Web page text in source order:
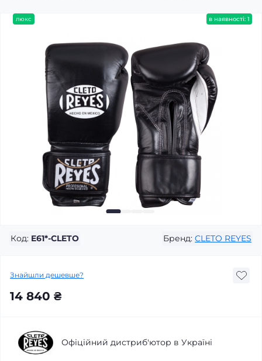
люкс в наявності: 1
Код: E61*-CLETO Бренд: CLETO REYES
Знайшли дешевше?
14 840 ₴
Офіційний дистриб'ютор в Україні